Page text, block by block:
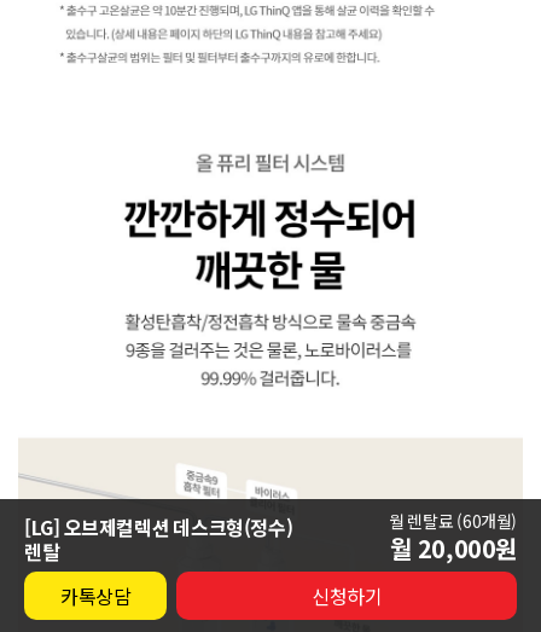
[LG] 오브제컬렉션 데스크형(정수)
렌탈
월 렌탈료 (60개월)
월 20,000원
카톡상담 신청하기